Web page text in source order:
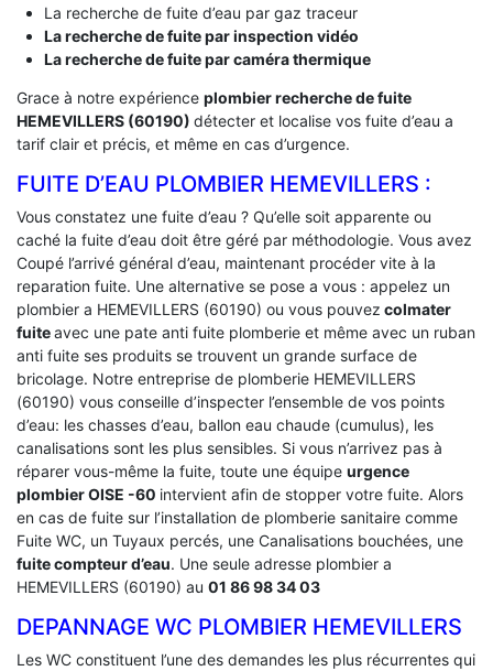
La recherche de fuite d’eau par gaz traceur
La recherche de fuite par inspection vidéo
La recherche de fuite par caméra thermique
Grace à notre expérience plombier recherche de fuite
HEMEVILLERS (60190) détecter et localise vos fuite d’eau a
tarif clair et précis, et même en cas d’urgence.
FUITE D’EAU PLOMBIER HEMEVILLERS :
Vous constatez une fuite d’eau ? Qu’elle soit apparente ou
caché la fuite d’eau doit être géré par méthodologie. Vous avez
Coupé l’arrivé général d’eau, maintenant procéder vite à la
reparation fuite. Une alternative se pose a vous : appelez un
plombier a HEMEVILLERS (60190) ou vous pouvez colmater
fuiteavec une pate anti fuite plomberie et même avec un ruban
anti fuite ses produits se trouvent un grande surface de
bricolage. Notre entreprise de plomberie HEMEVILLERS
(60190) vous conseille d’inspecter l’ensemble de vos points
d’eau: les chasses d’eau, ballon eau chaude (cumulus), les
canalisations sont les plus sensibles. Si vous n’arrivez pas à
réparer vous-même la fuite, toute une équipe urgence
plombier OISE -60 intervient afin de stopper votre fuite. Alors
en cas de fuite sur l’installation de plomberie sanitaire comme
Fuite WC, un Tuyaux percés, une Canalisations bouchées, une
fuite compteur d’eau. Une seule adresse plombier a
HEMEVILLERS (60190) au 01 86 98 34 03
DEPANNAGE WC PLOMBIER HEMEVILLERS
Les WC constituent l’une des demandes les plus récurrentes qui